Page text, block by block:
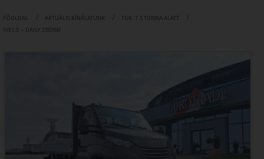
FŐOLDAL AKTUÁLIS KÍNÁLATUNK
TGK. 7.5 TONNA ALATT
IVECO – DAILY 35S16B